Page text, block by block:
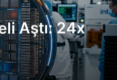
Aştı: 24x